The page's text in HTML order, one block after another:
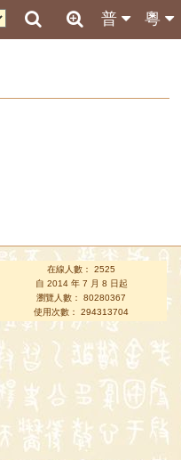
粵
普
在線人數： 2525
自 2014 年 7 月 8 日起
瀏覽人數： 80280367
使用次數： 294313704